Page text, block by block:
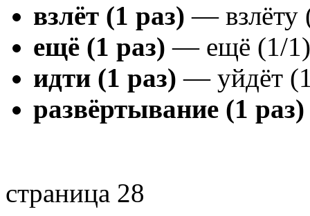
взлёт (1 раз) — взлёту
ещё (1 раз) — ещё (1/1)
идти (1 раз) — уйдёт
развёртывание (1 раз)
страница 28